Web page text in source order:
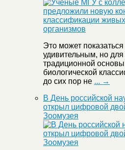
Это может показаться
удивительным, но
традиционной основы
биологической
до сих пор не ... →
В День российской
открыл цифровой
Зоомузея